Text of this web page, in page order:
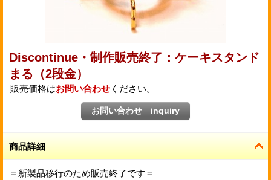
Discontinue・制作販売終了：ケーキスタンド
まる（2段金）
販売価格はお問い合わせ ください。
商品詳細
＝新製品移行のため販売終了です＝